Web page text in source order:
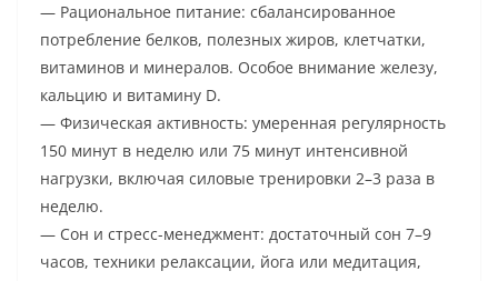
— Рациональное питание: сбалансированное
потребление белков, полезных жиров, клетчатки,
витаминов и минералов. Особое внимание железу,
кальцию и витамину D.
— Физическая активность: умеренная регулярность
150 минут в неделю или 75 минут интенсивной
нагрузки, включая силовые тренировки 2–3 раза в
неделю.
— Сон и стресс-менеджмент: достаточный сон 7–9
часов, техники релаксации, йога или медитация,